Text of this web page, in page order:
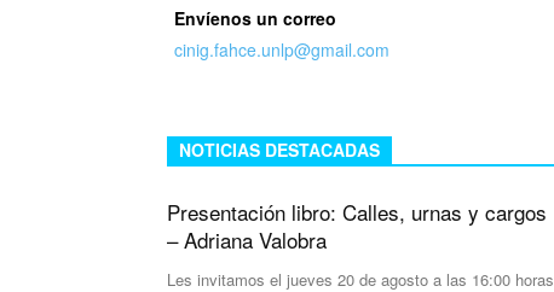
Envíenos un correo
cinig.fahce.unlp@gmail.com
NOTICIAS DESTACADAS
Presentación libro: Calles, urnas y cargos
– Adriana Valobra
Les invitamos el jueves 20 de agosto a las 16:00 horas